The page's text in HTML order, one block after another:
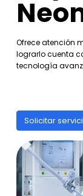
Ofrece atención
lograrlo cuenta
tecnología
Solicitar